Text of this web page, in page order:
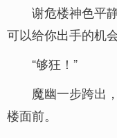
谢危楼神色平
可以给你出手的机
“够狂！”
魔幽一步跨出
楼面前。